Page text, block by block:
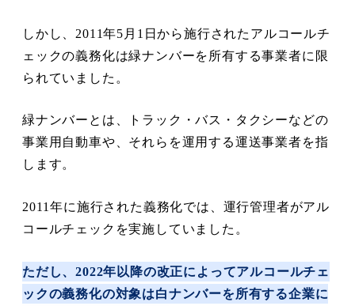
しかし、2011年5月1日から施行されたアルコールチ
ェックの義務化は緑ナンバーを所有する事業者に限
られていました。
緑ナンバーとは、トラック・バス・タクシーなどの
事業用自動車や、それらを運用する運送事業者を指
します。
2011年に施行された義務化では、運行管理者がアル
コールチェックを実施していました。
ただし、2022年以降の改正によってアルコールチェ
ックの義務化の対象は白ナンバーを所有する企業に